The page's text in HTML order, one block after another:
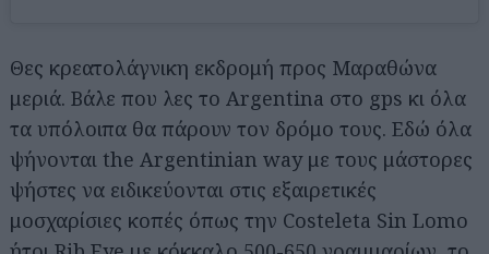
Θες κρεατολάγνικη εκδρομή προς Μαραθώνα
μεριά. Βάλε που λες το Argentina στο gps κι όλα
τα υπόλοιπα θα πάρουν τον δρόμο τους. Εδώ όλα
ψήνονται the Argentinian way με τους μάστορες
ψήστες να ειδικεύονται στις εξαιρετικές
μοσχαρίσιες κοπές όπως την Costeleta Sin Lomo